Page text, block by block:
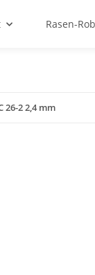
Rasen-
26-2 2,4 mm